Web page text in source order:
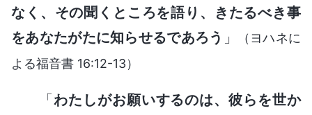
なく、その聞くところを語り、きたるべき事
をあなたがたに知らせるであろう 」
（ヨハネに
よる福音書 16:12-13）
「わたしがお願いするのは、彼らを世か